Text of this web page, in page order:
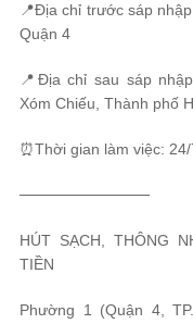
📍Địa chỉ trước sáp
Quận 4
📍Địa chỉ sau sáp
Xóm Chiếu, Thành phố
⏰Thời gian làm việc:
────────────
HÚT SẠCH, THÔNG
TIỀN
Phường 1 (Quận 4,